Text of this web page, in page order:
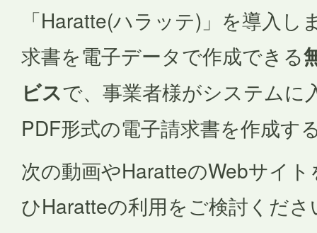
「Haratte(ハラッテ)」を導入
求書を電子データで作成できる
ビスで、事業者様がシステムに
PDF形式の電子請求書を作成す
次の動画やHaratteのWebサイ
ひHaratteの利用をご検討くださ